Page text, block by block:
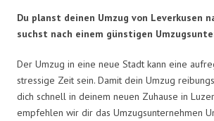
Du planst deinen Umzug von Leverkusen
suchst nach einem günstigen
Der Umzug in eine neue Stadt kann eine
stressige Zeit sein. Damit dein Umzug
dich schnell in deinem neuen Zuhause in
empfehlen wir dir das Umzugsunternehmen